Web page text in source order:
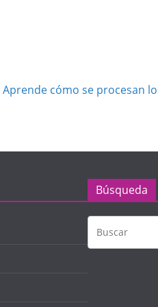
Aprende cómo se procesan
Búsqueda